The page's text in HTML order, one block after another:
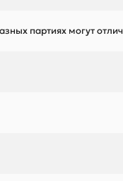
партиях могут